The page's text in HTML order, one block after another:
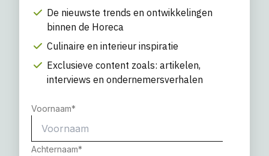
De nieuwste trends en ontwikkelingen
binnen de Horeca
Culinaire en interieur inspiratie
Exclusieve content zoals: artikelen,
interviews en ondernemersverhalen
Voornaam*
Achternaam*